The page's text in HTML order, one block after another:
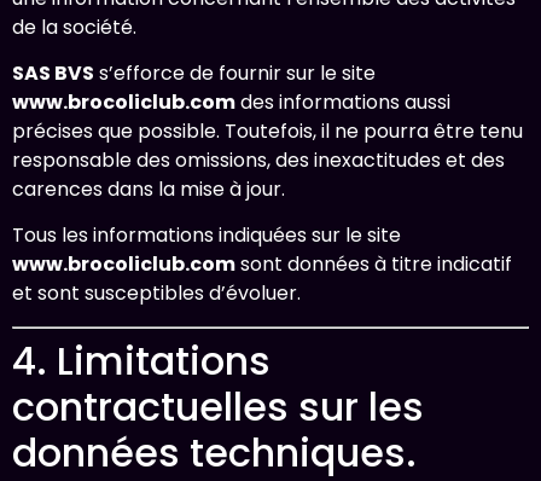
de la société.
SAS BVS s’efforce de fournir sur le site
www.brocoliclub.comdes informations aussi
précises que possible. Toutefois, il ne pourra être tenu
responsable des omissions, des inexactitudes et des
carences dans la mise à jour.
Tous les informations indiquées sur le site
www.brocoliclub.comsont données à titre indicatif
et sont susceptibles d’évoluer.
4. Limitations
contractuelles sur les
données techniques.